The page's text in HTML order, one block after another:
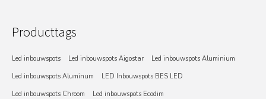
Producttags
Led inbouwspots Led inbouwspots Aigostar
Led inbouwspots Aluminium
Led inbouwspots Aluminum
LED Inbouwspots BES LED
Led inbouwspots Chroom
Led inbouwspots Ecodim